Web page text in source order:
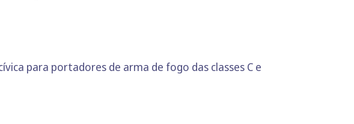
para portadores de arma de fogo das classes C e